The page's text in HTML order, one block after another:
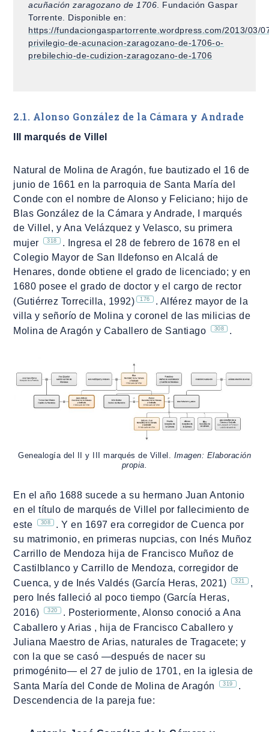
acuñación zaragozano de 1706 . Fundación Gaspar
Torrente. Disponible en:
https://fundaciongaspartorrente.wordpress.com/2013/03/
privilegio-de-acunacion-zaragozano-de-1706-o-
prebilechio-de-cudizion-zaragozano-de-1706
2.1. Alonso González de la Cámara y Andrade
III marqués de Villel
Natural de Molina de Aragón, fue bautizado el 16 de
junio de 1661 en la parroquia de Santa María del
Conde con el nombre de Alonso y Feliciano; hijo de
Blas González de la Cámara y Andrade, I marqués
de Villel, y Ana Velázquez y Velasco, su primera
mujer
318
. Ingresa el 28 de febrero de 1678 en el
Colegio Mayor de San Ildefonso en Alcalá de
Henares, donde obtiene el grado de licenciado; y en
1680 posee el grado de doctor y el cargo de rector
(Gutiérrez Torrecilla, 1992)
176
. Alférez mayor de la
villa y señorío de Molina y coronel de las milicias de
Molina de Aragón y Caballero de Santiago
308 .
Genealogía del II y III marqués de Villel. Imagen: Elaboración
propia.
En el año 1688 sucede a su hermano Juan Antonio
en el título de marqués de Villel por fallecimiento de
este
308
. Y en 1697 era corregidor de Cuenca por
su matrimonio, en primeras nupcias, con Inés Muñoz
Carrillo de Mendoza hija de Francisco Muñoz de
Castilblanco y Carrillo de Mendoza, corregidor de
Cuenca, y de Inés Valdés (García Heras, 2021)
321
,
pero Inés falleció al poco tiempo (García Heras,
2016)
320
. Posteriormente, Alonso conoció a Ana
Caballero y Arias , hija de Francisco Caballero y
Juliana Maestro de Arias, naturales de Tragacete; y
con la que se casó ―después de nacer su
primogénito― el 27 de julio de 1701, en la iglesia de
Santa María del Conde de Molina de Aragón
319
.
Descendencia de la pareja fue: